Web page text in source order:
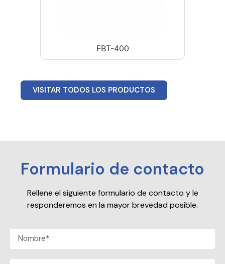
FBT-400
VISITAR TODOS LOS PRODUCTOS
Formulario de contacto
Rellene el siguiente formulario de contacto y le
responderemos en la mayor brevedad posible.